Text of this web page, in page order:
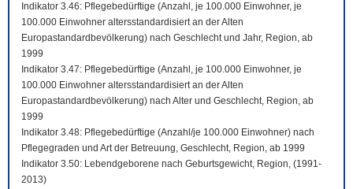
Indikator 3.46: Pflegebedürftige (Anzahl, je 100.000 Einwohner, je
100.000 Einwohner altersstandardisiert an der Alten
Europastandardbevölkerung) nach Geschlecht und Jahr, Region, ab
1999
Indikator 3.47: Pflegebedürftige (Anzahl, je 100.000 Einwohner, je
100.000 Einwohner altersstandardisiert an der Alten
Europastandardbevölkerung) nach Alter und Geschlecht, Region, ab
1999
Indikator 3.48: Pflegebedürftige (Anzahl/je 100.000 Einwohner) nach
Pflegegraden und Art der Betreuung, Geschlecht, Region, ab 1999
Indikator 3.50: Lebendgeborene nach Geburtsgewicht, Region, (1991-
2013)